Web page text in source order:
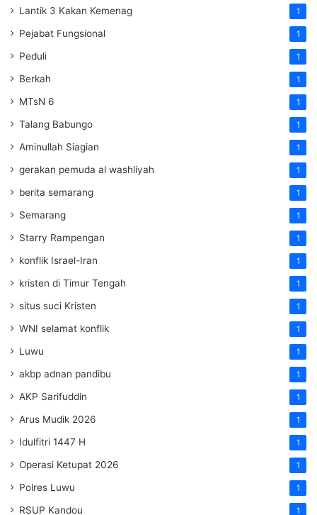
Lantik 3 Kakan Kemenag 1
Pejabat Fungsional 1
Peduli 1
Berkah 1
MTsN 6 1
Talang Babungo 1
Aminullah Siagian 1
gerakan pemuda al washliyah 1
berita semarang 1
Semarang 1
Starry Rampengan 1
konflik Israel-Iran 1
kristen di Timur Tengah 1
situs suci Kristen 1
WNI selamat konflik 1
Luwu 1
akbp adnan pandibu 1
AKP Sarifuddin 1
Arus Mudik 2026 1
Idulfitri 1447 H 1
Operasi Ketupat 2026 1
Polres Luwu 1
RSUP Kandou 1